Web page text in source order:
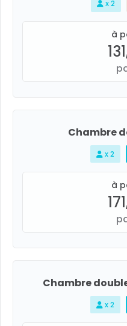
x 2
à
Chambre
x 2
à
Chambre
x 2